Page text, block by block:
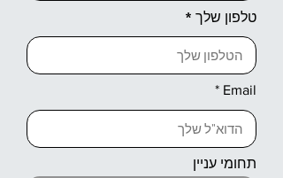
טלפון שלך
Email
תחומי עניין